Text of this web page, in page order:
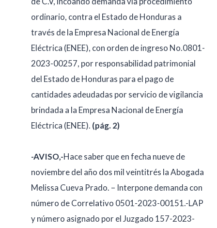
ordinario, contra el Estado de Honduras a
través de la Empresa Nacional de Energía
Eléctrica (ENEE), con orden de ingreso No.0801-
2023-00257, por responsabilidad patrimonial
del Estado de Honduras para el pago de
cantidades adeudadas por servicio de vigilancia
brindada a la Empresa Nacional de Energía
Eléctrica (ENEE). (pág. 2)
-AVISO,-Hace saber que en fecha nueve de
noviembre del año dos mil veintitrés la Abogada
Melissa Cueva Prado. – Interpone demanda con
número de Correlativo 0501-2023-00151.-LAP
y número asignado por el Juzgado 157-2023-